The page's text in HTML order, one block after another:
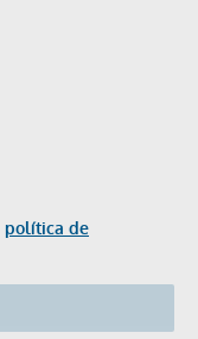
política de